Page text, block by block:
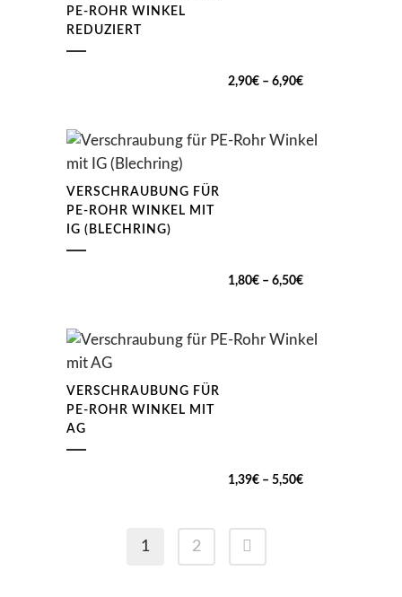
PE-ROHR WINKEL
REDUZIERT
2,90€ – 6,90€Preisspanne:
VERSCHRAUBUNG FÜR
PE-ROHR WINKEL MIT
IG (BLECHRING)
1,80€ – 6,50€Preisspanne:
VERSCHRAUBUNG FÜR
PE-ROHR WINKEL MIT
AG
1,39€ – 5,50€Preisspanne:
1 2